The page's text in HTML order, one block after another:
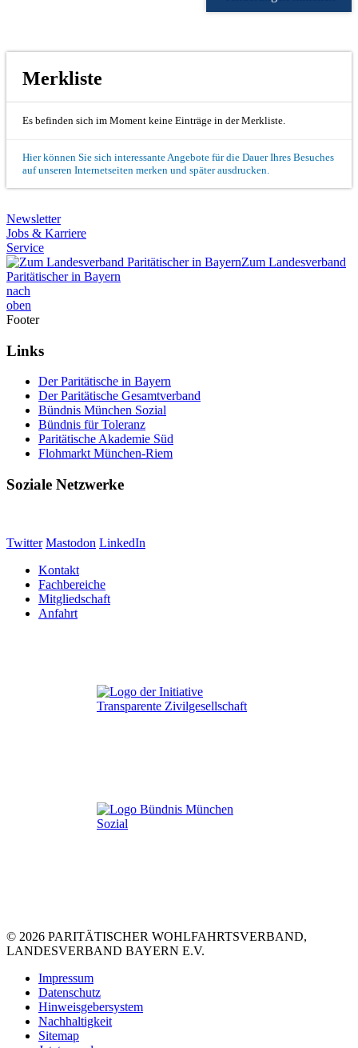
Merkliste
Es befinden sich im Moment keine Einträge in der Merkliste.
Hier können Sie sich interessante Angebote für die Dauer Ihres Besuches
auf unseren Internetseiten merken und später ausdrucken.
Newsletter
Jobs & Karriere
Service
Zum Landesverband
Paritätischer in Bayern
nach
oben
Footer
Links
Der Paritätische in Bayern
Der Paritätische Gesamtverband
Bündnis München Sozial
Bündnis für Toleranz
Paritätische Akademie Süd
Flohmarkt München-Riem
Soziale Netzwerke
Twitter Mastodon LinkedIn
Kontakt
Fachbereiche
Mitgliedschaft
Anfahrt
© 2026 PARITÄTISCHER WOHLFAHRTSVERBAND,
LANDESVERBAND BAYERN E.V.
Impressum
Datenschutz
Hinweisgebersystem
Nachhaltigkeit
Sitemap